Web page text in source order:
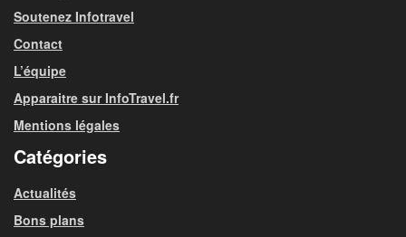
Soutenez Infotravel
Contact
L’équipe
Apparaitre sur InfoTravel.fr
Mentions légales
Catégories
Actualités
Bons plans